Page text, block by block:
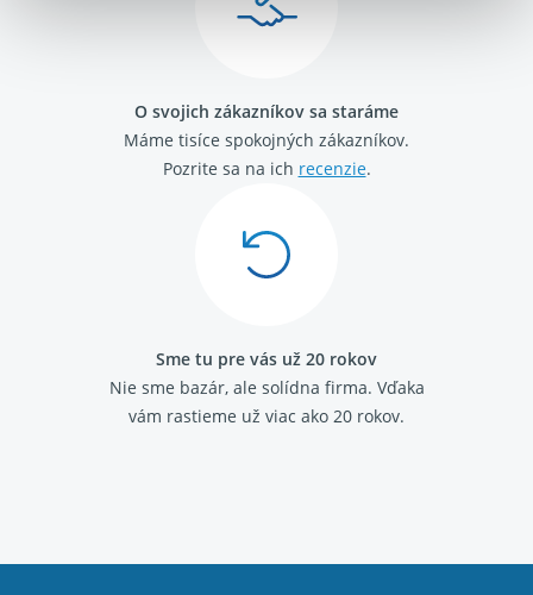
O svojich zákazníkov sa staráme
Máme tisíce spokojných zákazníkov.
Pozrite sa na ich recenzie.
Sme tu pre vás už 20 rokov
Nie sme bazár, ale solídna firma. Vďaka
vám rastieme už viac ako 20 rokov.